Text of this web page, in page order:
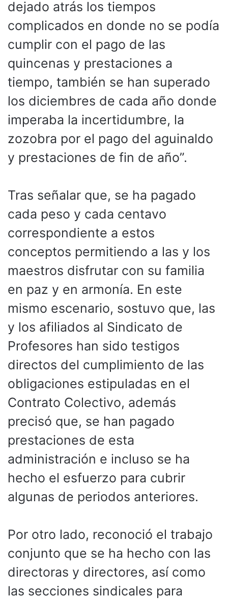
dejado atrás los tiempos
complicados en donde no se podía
cumplir con el pago de las
quincenas y prestaciones a
tiempo, también se han superado
los diciembres de cada año donde
imperaba la incertidumbre, la
zozobra por el pago del aguinaldo
y prestaciones de fin de año”.
Tras señalar que, se ha pagado
cada peso y cada centavo
correspondiente a estos
conceptos permitiendo a las y los
maestros disfrutar con su familia
en paz y en armonía. En este
mismo escenario, sostuvo que, las
y los afiliados al Sindicato de
Profesores han sido testigos
directos del cumplimiento de las
obligaciones estipuladas en el
Contrato Colectivo, además
precisó que, se han pagado
prestaciones de esta
administración e incluso se ha
hecho el esfuerzo para cubrir
algunas de periodos anteriores.
Por otro lado, reconoció el trabajo
conjunto que se ha hecho con las
directoras y directores, así como
las secciones sindicales para